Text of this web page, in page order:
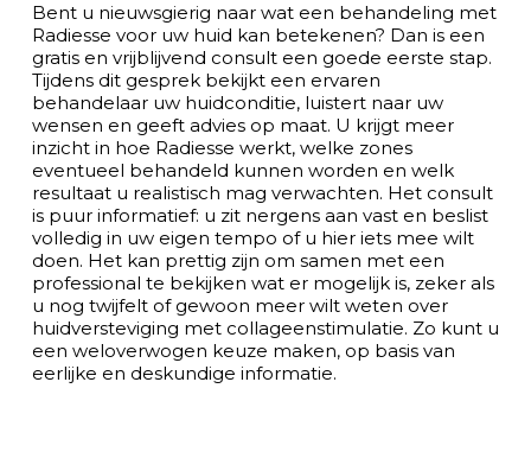
Bent u nieuwsgierig naar wat een behandeling met
Radiesse voor uw huid kan betekenen? Dan is een
gratis en vrijblijvend consult een goede eerste stap.
Tijdens dit gesprek bekijkt een ervaren
behandelaar uw huidconditie, luistert naar uw
wensen en geeft advies op maat. U krijgt meer
inzicht in hoe Radiesse werkt, welke zones
eventueel behandeld kunnen worden en welk
resultaat u realistisch mag verwachten. Het consult
is puur informatief: u zit nergens aan vast en beslist
volledig in uw eigen tempo of u hier iets mee wilt
doen. Het kan prettig zijn om samen met een
professional te bekijken wat er mogelijk is, zeker als
u nog twijfelt of gewoon meer wilt weten over
huidversteviging met collageenstimulatie. Zo kunt u
een weloverwogen keuze maken, op basis van
eerlijke en deskundige informatie.